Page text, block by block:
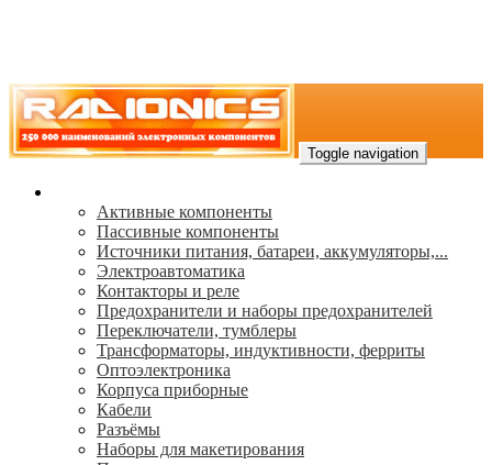
Toggle navigation
Активные компоненты
Пассивные компоненты
Источники питания, батареи, аккумуляторы,...
Электроавтоматика
Контакторы и реле
Предохранители и наборы предохранителей
Переключатели, тумблеры
Трансформаторы, индуктивности, ферриты
Oптоэлектроника
Корпуса приборные
Кабели
Разъёмы
Наборы для макетирования